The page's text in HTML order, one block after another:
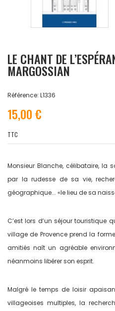
LE CHANT DE
MARGOSSIAN
Référence: L1336
15,00 €
TTC
Monsieur Blanche, célibataire, la
par la rudesse de sa vie,
géographique... «le lieu de sa
C’est lors d’un séjour touristique
village de Provence prend la
amitiés naît un agréable
néanmoins libérer son esprit.
Malgré le temps de loisir
villageoises multiples, la